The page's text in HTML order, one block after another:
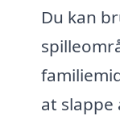
Du kan
at slappe